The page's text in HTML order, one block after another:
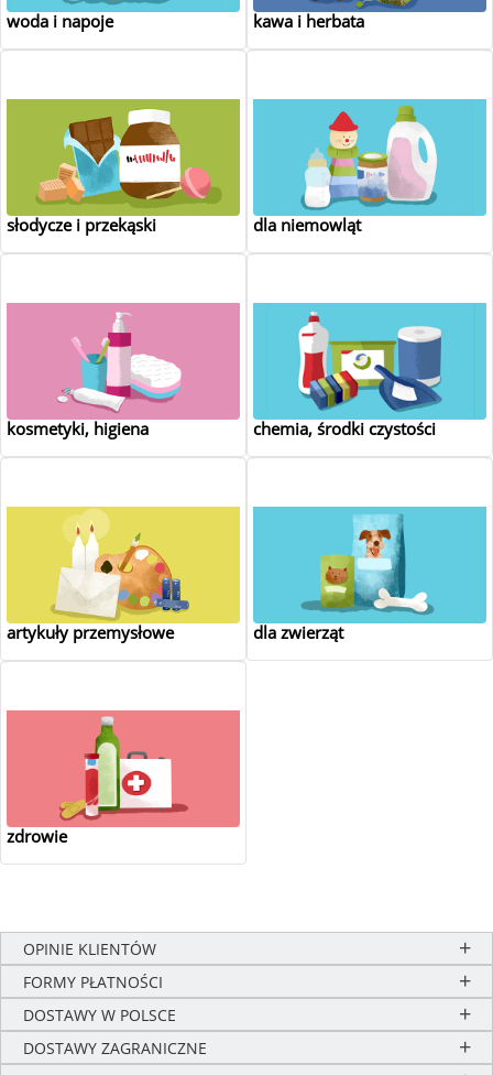
woda i napoje kawa i herbata
słodycze i przekąski dla niemowląt
kosmetyki, higiena chemia, środki czystości
artykuły przemysłowe dla zwierząt
zdrowie
OPINIE KLIENTÓW
FORMY PŁATNOŚCI
DOSTAWY W POLSCE
DOSTAWY ZAGRANICZNE